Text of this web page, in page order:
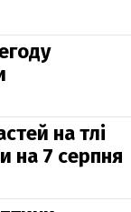
на тлі
на 7 серпня